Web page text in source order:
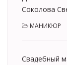
Соколова
МАНИКЮР
Свадебный